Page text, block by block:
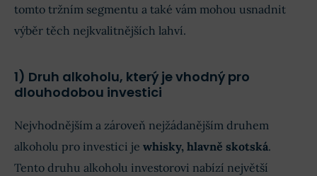
tomto tržním segmentu a také vám mohou usnadnit
výběr těch nejkvalitnějších lahví.
1) Druh alkoholu, který je vhodný pro
dlouhodobou investici
Nejvhodnějším a zároveň nejžádanějším druhem
alkoholu pro investici je whisky, hlavně skotská.
Tento druhu alkoholu investorovi nabízí největší